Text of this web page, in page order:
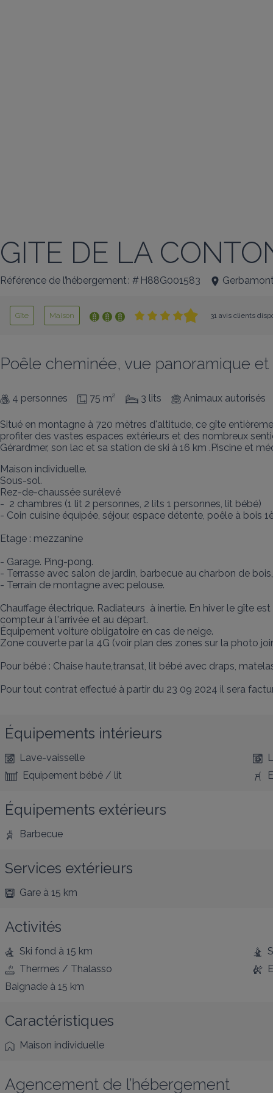
GITE DE LA
Référence de l’hébergement : # H88G001583
Gîte Maison 31 avis clients
Poêle cheminée, vue panoramique
4 personnes 75 m² 3 lits Animaux autorisés
Situé en montagne à 720 mètres d'altitude, ce gîte
profiter des vastes espaces extérieurs et des nombreux
Gérardmer, son lac et sa station de ski à 16 km .Piscine et
Maison individuelle.
Sous-sol.
Rez-de-chaussée surélevé
-  2 chambres (1 lit 2 personnes, 2 lits 1 personnes, lit bébé)
- Coin cuisine équipée, séjour, espace détente, poêle à
Etage : mezzanine
- Garage. Ping-pong.
- Terrasse avec salon de jardin, barbecue au charbon de
- Terrain de montagne avec pelouse.
Chauffage électrique. Radiateurs  à inertie. En hiver le gîte
compteur à l'arrivée et au départ.
Équipement voiture obligatoire en cas de neige.
Zone couverte par la 4G (voir plan des zones sur la photo
Pour bébé : Chaise haute,transat, lit bébé avec draps,
Pour tout contrat effectué à partir du 23 09 2024 il sera
Équipements intérieurs
Lave-vaisselle
Equipement bébé / lit
Équipements extérieurs
Barbecue
Services extérieurs
Gare à 15 km
Activités
Ski fond à 15 km
Thermes / Thalasso
Baignade à 15 km
Caractéristiques
Maison individuelle
Agencement de l’hébergement